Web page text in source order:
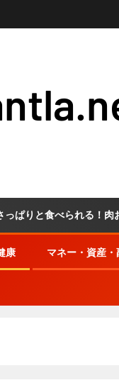
べられる！肉おろしぶ
康 マネー・資産・